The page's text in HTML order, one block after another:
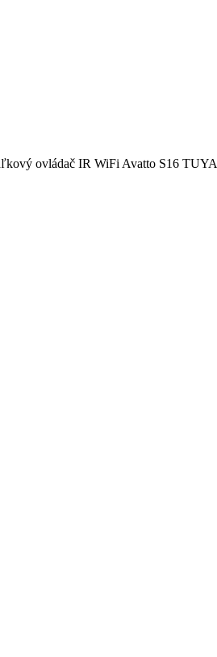
ovládač IR WiFi Avatto S16 TUYA